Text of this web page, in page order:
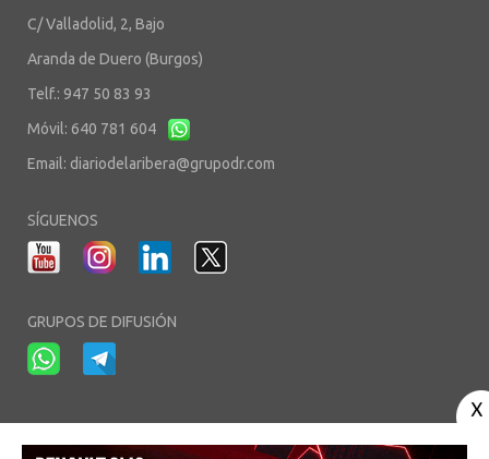
C/ Valladolid, 2, Bajo
Aranda de Duero (Burgos)
Telf.: 947 50 83 93
Móvil: 640 781 604
Email: diariodelaribera@grupodr.com
SÍGUENOS
GRUPOS DE DIFUSIÓN